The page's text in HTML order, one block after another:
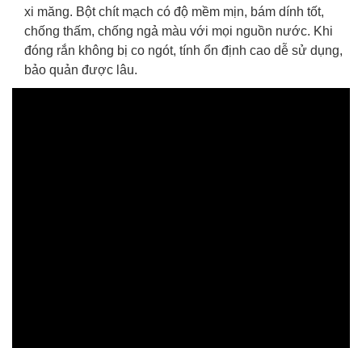
xi măng. Bột chít mạch có độ mềm mịn, bám dính tốt,
chống thấm, chống ngả màu với mọi nguồn nước. Khi
đóng rắn không bị co ngót, tính ổn định cao dễ sử dụng,
bảo quản được lâu.